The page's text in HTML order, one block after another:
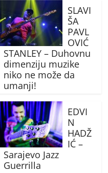
SLAVI
ŠA
PAVL
OVIĆ
STANLEY – Duhovnu
dimenziju muzike
niko ne može da
umanji!
EDVI
N
HADŽ
IĆ –
Sarajevo Jazz
Guerrilla